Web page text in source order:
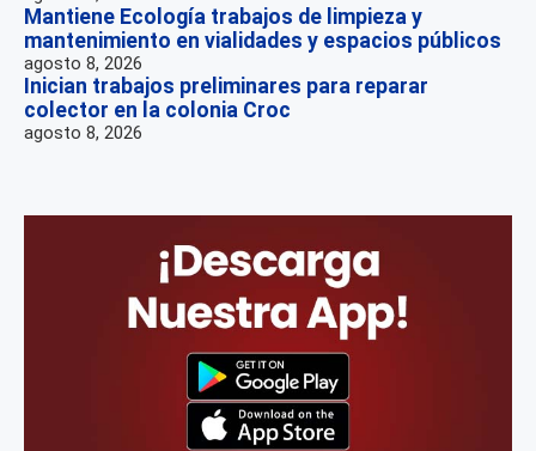
Mantiene Ecología trabajos de limpieza y
mantenimiento en vialidades y espacios públicos
agosto 8, 2026
Inician trabajos preliminares para reparar
colector en la colonia Croc
agosto 8, 2026